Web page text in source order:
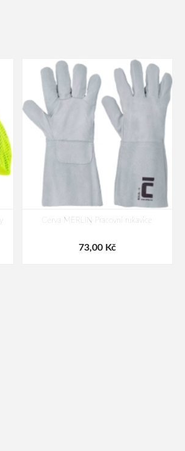
Cerva MERLIN Pracovní rukavice
73,00 Kč